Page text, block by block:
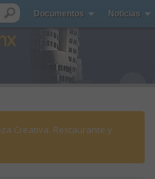
Documentos Noticias
Creativa. Restaurante y